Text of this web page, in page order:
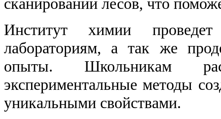
Институт химии
лабораториям, а так же
опыты. Школьникам
экспериментальные методы
уникальными свойствами.